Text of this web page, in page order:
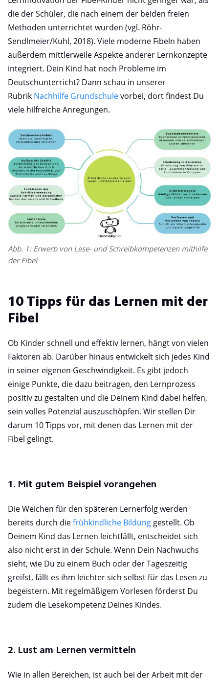
die der Schüler, die nach einem der beiden freien
Methoden unterrichtet wurden (vgl. Röhr-
Sendlmeier/Kuhl, 2018). Viele moderne Fibeln haben
außerdem mittlerweile Aspekte anderer Lernkonzepte
integriert. Dein Kind hat noch Probleme im
Deutschunterricht? Dann schau in unserer
Rubrik Nachhilfe Grundschulevorbei, dort findest Du
viele hilfreiche Anregungen.
Abb. 1: Erwerb von Lese- und Schreibkompetenzen mithilfe
der Fibel
10 Tipps für das Lernen mit der
Fibel
Ob Kinder schnell und effektiv lernen, hängt von vielen
Faktoren ab. Darüber hinaus entwickelt sich jedes Kind
in seiner eigenen Geschwindigkeit. Es gibt jedoch
einige Punkte, die dazu beitragen, den Lernprozess
positiv zu gestalten und die Deinem Kind dabei helfen,
sein volles Potenzial auszuschöpfen. Wir stellen Dir
darum 10 Tipps vor, mit denen das Lernen mit der
Fibel gelingt.
1. Mit gutem Beispiel vorangehen
Die Weichen für den späteren Lernerfolg werden
bereits durch diefrühkindliche Bildung gestellt. Ob
Deinem Kind das Lernen leichtfällt, entscheidet sich
also nicht erst in der Schule. Wenn Dein Nachwuchs
sieht, wie Du zu einem Buch oder der Tageszeitig
greifst, fällt es ihm leichter sich selbst für das Lesen zu
begeistern. Mit regelmäßigem Vorlesen förderst Du
zudem die Lesekompetenz Deines Kindes.
2. Lust am Lernen vermitteln
Wie in allen Bereichen, ist auch bei der Arbeit mit der